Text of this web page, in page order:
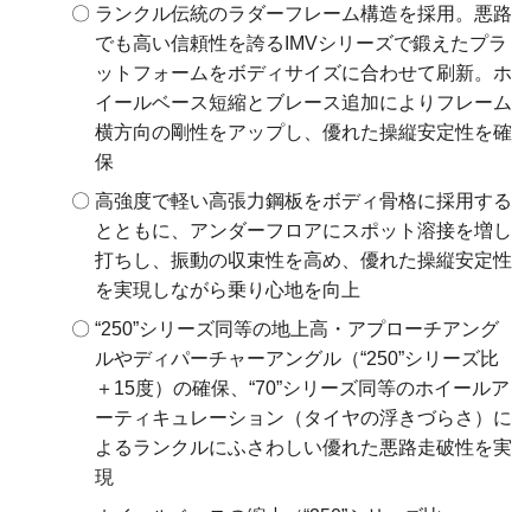
ランクル伝統のラダーフレーム構造を採用。悪路
でも高い信頼性を誇るIMVシリーズで鍛えたプラ
ットフォームをボディサイズに合わせて刷新。ホ
イールベース短縮とブレース追加によりフレーム
横方向の剛性をアップし、優れた操縦安定性を確
保
高強度で軽い高張力鋼板をボディ骨格に採用する
とともに、アンダーフロアにスポット溶接を増し
打ちし、振動の収束性を高め、優れた操縦安定性
を実現しながら乗り心地を向上
“250”シリーズ同等の地上高・アプローチアング
ルやディパーチャーアングル（“250”シリーズ比
＋15度）の確保、“70”シリーズ同等のホイールア
ーティキュレーション（タイヤの浮きづらさ）に
よるランクルにふさわしい優れた悪路走破性を実
現